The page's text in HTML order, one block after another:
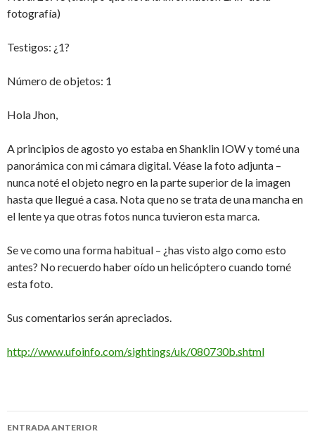
fotografía)
Testigos: ¿1?
Número de objetos: 1
Hola Jhon,
A principios de agosto yo estaba en Shanklin IOW y tomé una
panorámica con mi cámara digital. Véase la foto adjunta –
nunca noté el objeto negro en la parte superior de la imagen
hasta que llegué a casa. Nota que no se trata de una mancha en
el lente ya que otras fotos nunca tuvieron esta marca.
Se ve como una forma habitual – ¿has visto algo como esto
antes? No recuerdo haber oído un helicóptero cuando tomé
esta foto.
Sus comentarios serán apreciados.
http://www.ufoinfo.com/sightings/uk/080730b.shtml
Navegación
ENTRADA ANTERIOR